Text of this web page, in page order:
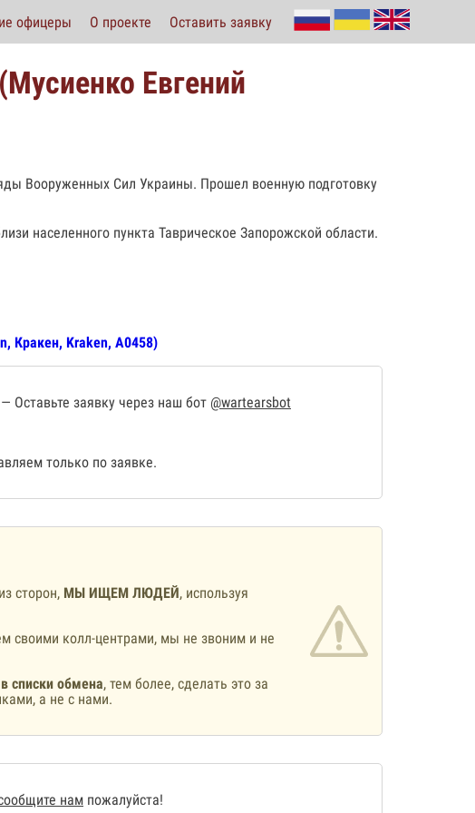
офицеры О проекте Оставить заявку
Евгений
Вооруженных Сил Украины. Прошел военную подготовку
населенного пункта Таврическое Запорожской области.
Кракен, Kraken, А0458)
Оставьте заявку через наш бот @wartearsbot
только по заявке.
сторон, МЫ ИЩЕМ ЛЮДЕЙ, используя
своими колл-центрами, мы не звоним и не
списки обмена, тем более, сделать это за
а не с нами.
нам пожалуйста!